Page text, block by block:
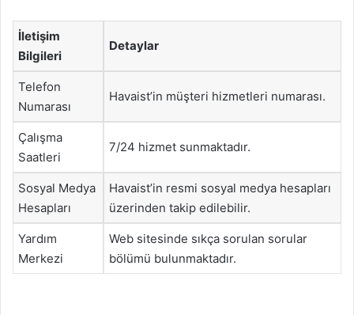
İletişim
Bilgileri
Detaylar
Telefon
Numarası
Havaist’in müşteri hizmetleri numarası.
Çalışma
Saatleri
7/24 hizmet sunmaktadır.
Sosyal Medya
Hesapları
Havaist’in resmi sosyal medya hesapları
üzerinden takip edilebilir.
Yardım
Merkezi
Web sitesinde sıkça sorulan sorular
bölümü bulunmaktadır.